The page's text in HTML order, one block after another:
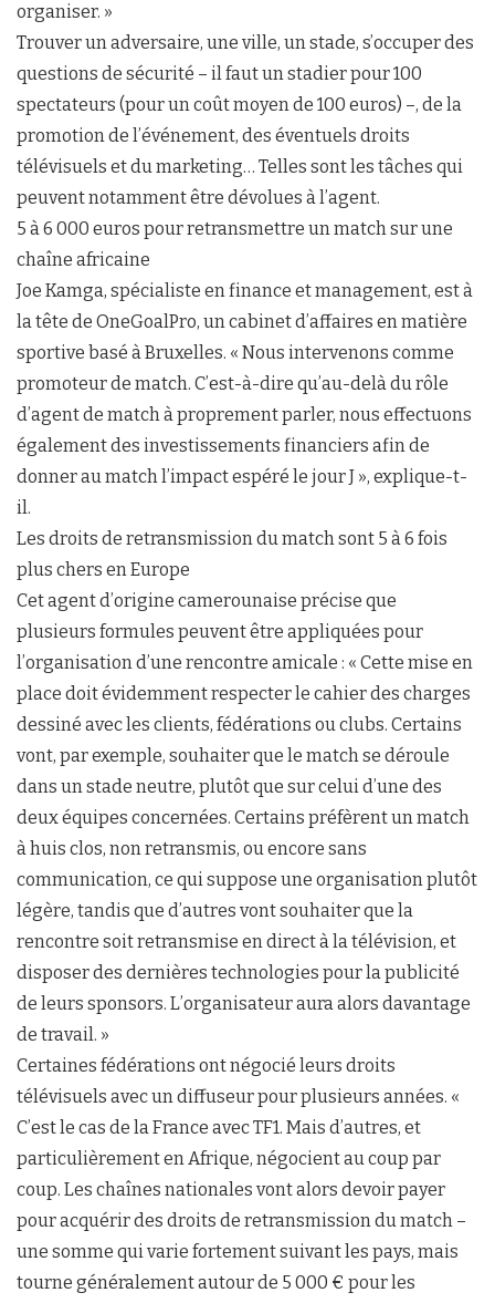
organiser. »
Trouver un adversaire, une ville, un stade, s’occuper des
questions de sécurité – il faut un stadier pour 100
spectateurs (pour un coût moyen de 100 euros) –, de la
promotion de l’événement, des éventuels droits
télévisuels et du marketing… Telles sont les tâches qui
peuvent notamment être dévolues à l’agent.
5 à 6 000 euros pour retransmettre un match sur une
chaîne africaine
Joe Kamga, spécialiste en finance et management, est à
la tête de OneGoalPro, un cabinet d’affaires en matière
sportive basé à Bruxelles. « Nous intervenons comme
promoteur de match. C’est-à-dire qu’au-delà du rôle
d’agent de match à proprement parler, nous effectuons
également des investissements financiers afin de
donner au match l’impact espéré le jour J », explique-t-
il.
Les droits de retransmission du match sont 5 à 6 fois
plus chers en Europe
Cet agent d’origine camerounaise précise que
plusieurs formules peuvent être appliquées pour
l’organisation d’une rencontre amicale : « Cette mise en
place doit évidemment respecter le cahier des charges
dessiné avec les clients, fédérations ou clubs. Certains
vont, par exemple, souhaiter que le match se déroule
dans un stade neutre, plutôt que sur celui d’une des
deux équipes concernées. Certains préfèrent un match
à huis clos, non retransmis, ou encore sans
communication, ce qui suppose une organisation plutôt
légère, tandis que d’autres vont souhaiter que la
rencontre soit retransmise en direct à la télévision, et
disposer des dernières technologies pour la publicité
de leurs sponsors. L’organisateur aura alors davantage
de travail. »
Certaines fédérations ont négocié leurs droits
télévisuels avec un diffuseur pour plusieurs années. «
C’est le cas de la France avec TF1. Mais d’autres, et
particulièrement en Afrique, négocient au coup par
coup. Les chaînes nationales vont alors devoir payer
pour acquérir des droits de retransmission du match –
une somme qui varie fortement suivant les pays, mais
tourne généralement autour de 5 000 € pour les